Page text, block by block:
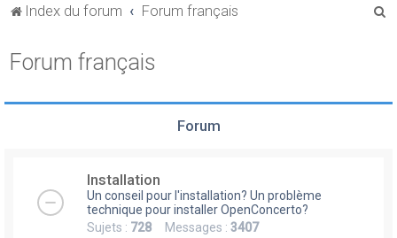
Index du forum Forum français
e
Forum français
Forum
Installation
Un conseil pour l'installation? Un problème
technique pour installer OpenConcerto?
Sujets : 728 Messages : 3407